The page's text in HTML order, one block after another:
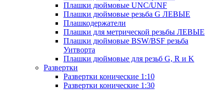
Плашки дюймовые UNC/UNF
Плашки дюймовые резьба G ЛЕВЫЕ
Плашкодержатели
Плашки для метрической резьбы ЛЕВЫЕ
Плашки дюймовые BSW/BSF резьба
Уитворта
Плашки дюймовые для резьб G, R и K
Развертки
Развертки конические 1:10
Развертки конические 1:30